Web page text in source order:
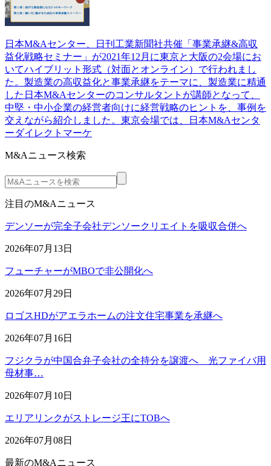
日本M&Aセンター、日刊工業新聞社共催「事業承継&高収
益化戦略セミナー」が2021年12月に東京と大阪の2会場にお
いてハイブリット形式（対面とオンライン）で行われまし
た。製造業の高収益化と事業承継をテーマに、製造業に精通
した日本M&Aセンターのコンサルタントが講師となって、
中堅・中小企業の経営者向けに経営戦略のヒントを、事例を
交えながら紹介しました。東京会場では、日本M&Aセンタ
ーダイレクトマーケ
M&Aニュース検索
注目のM&Aニュース
デンソーが完全子会社デンソークリエイトを吸収合併へ
2026年07月13日
フューチャーがMBOで非公開化へ
2026年07月29日
ロゴスHDがアエラホームの注文住宅事業を承継へ
2026年07月16日
フジクラが中国合弁子会社の全持分を譲渡へ 光ファイバ用
母材事…
2026年07月10日
エリアリンクがストレージ王にTOBへ
2026年07月08日
最新のM&Aニュース